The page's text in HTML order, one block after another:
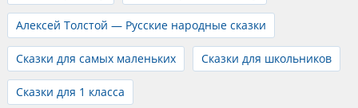
Алексей Толстой — Русские народные сказки
Сказки для самых маленьких Сказки для школьников
Сказки для 1 класса